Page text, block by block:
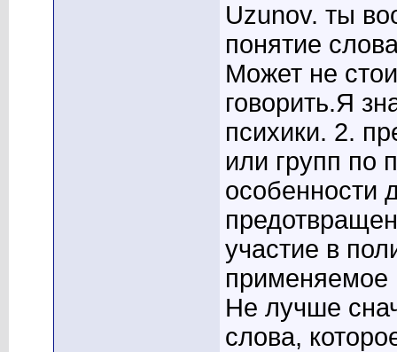
Uzunov. ты
понятие
Может не
говорить.Я
психики. 2.
или групп по
особенности
участие в
применяемое
Не лучше
слова,